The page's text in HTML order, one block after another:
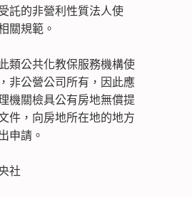
託的非營利性質法人使
關規範。
類公共化教保服務機構使
非公營公司所有，因此應
機關檢具公有房地無償提
件，向房地所在地的地方
申請。
社